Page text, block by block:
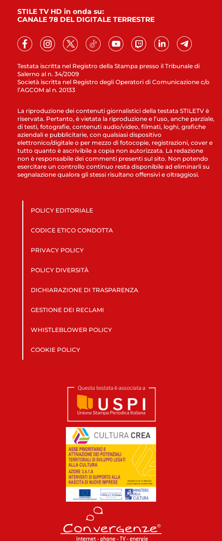
Testata iscritta nel Registro della Stampa presso il Tribunale di
Salerno al n. 34/2009
Società iscritta nel Registro degli Operatori di Comunicazione c/o
l’AGCOM al n. 20133
STILE TV HD in onda su:
CANALE 78 DEL DIGITALE TERRESTRE
La riproduzione dei contenuti giornalistici della testata STILETV è
riservata. Pertanto, è vietata la riproduzione e l’uso, anche parziale,
di testi, fotografie, contenuti audio/video, filmati, loghi, grafiche
aziendali e pubblicitarie, con qualsiasi dispositivo
elettronico/digitale o per mezzo di fotocopie, registrazioni, cover e
tutto quanto è ascrivibile a copia non autorizzata. La redazione
non è responsabile dei commenti presenti sul sito. Non potendo
esercitare un controllo continuo resta disponibile ad eliminarli su
segnalazione qualora gli stessi risultano offensivi e oltraggiosi.
POLICY EDITORIALE
CODICE ETICO CONDOTTA
PRIVACY POLICY
POLICY DIVERSITÀ
DICHIARAZIONE DI TRASPARENZA
GESTIONE DEI RECLAMI
WHISTLEBLOWER POLICY
COOKIE POLICY